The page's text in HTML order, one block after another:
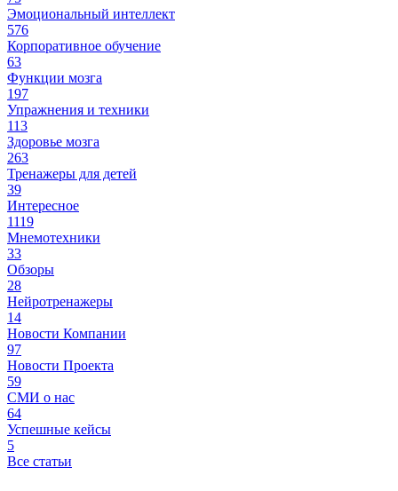
Эмоциональный интеллект
576
Корпоративное обучение
63
Функции мозга
197
Упражнения и техники
113
Здоровье мозга
263
Тренажеры для детей
39
Интересное
1119
Мнемотехники
33
Обзоры
28
Нейротренажеры
14
Новости Компании
97
Новости Проекта
59
СМИ о нас
64
Успешные кейсы
5
Все статьи